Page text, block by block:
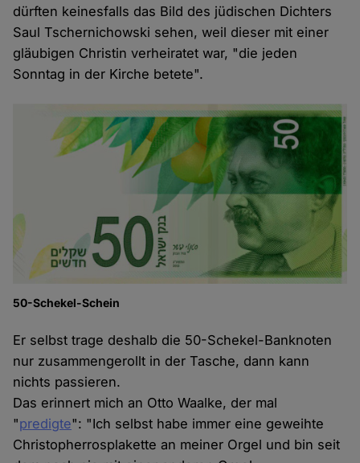
dürften keinesfalls das Bild des jüdischen Dichters
Saul Tschernichowski sehen, weil dieser mit einer
gläubigen Christin verheiratet war, "die jeden
Sonntag in der Kirche betete".
50-Schekel-Schein
Er selbst trage deshalb die 50-Schekel-Banknoten
nur zusammengerollt in der Tasche, dann kann
nichts passieren.
Das erinnert mich an Otto Waalke, der mal
"predigte": "Ich selbst habe immer eine geweihte
Christopherrosplakette an meiner Orgel und bin seit